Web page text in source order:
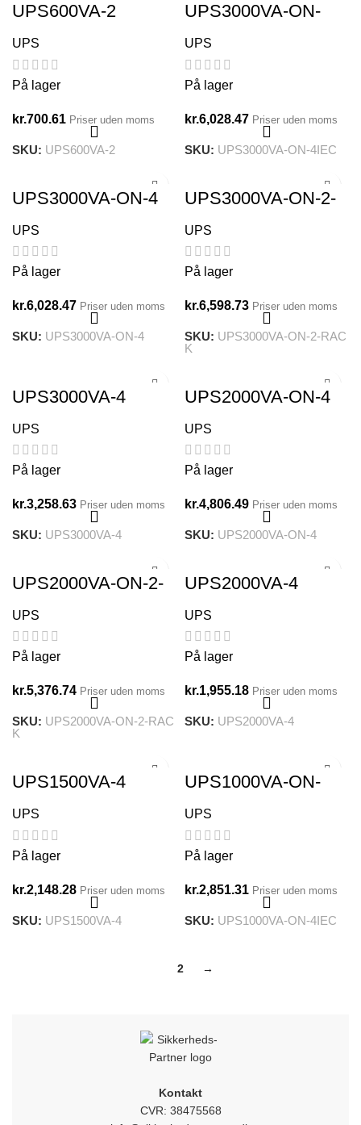
UPS600VA-2
UPS
På lager
kr.700.61 Priser uden moms
SKU: UPS600VA-2
UPS3000VA-ON-
4IEC
UPS
På lager
kr.6,028.47 Priser uden moms
SKU: UPS3000VA-ON-4IEC
UPS3000VA-ON-4
UPS
På lager
kr.6,028.47 Priser uden moms
SKU: UPS3000VA-ON-4
UPS3000VA-ON-2-
RACK
UPS
På lager
kr.6,598.73 Priser uden moms
SKU: UPS3000VA-ON-2-RAC
K
UPS3000VA-4
UPS
På lager
kr.3,258.63 Priser uden moms
SKU: UPS3000VA-4
UPS2000VA-ON-4
UPS
På lager
kr.4,806.49 Priser uden moms
SKU: UPS2000VA-ON-4
UPS2000VA-ON-2-
RACK
UPS
På lager
kr.5,376.74 Priser uden moms
SKU: UPS2000VA-ON-2-RAC
K
UPS2000VA-4
UPS
På lager
kr.1,955.18 Priser uden moms
SKU: UPS2000VA-4
UPS1500VA-4
UPS
På lager
kr.2,148.28 Priser uden moms
SKU: UPS1500VA-4
UPS1000VA-ON-
4IEC
UPS
På lager
kr.2,851.31 Priser uden moms
SKU: UPS1000VA-ON-4IEC
2 →
Kontakt
CVR: 38475568